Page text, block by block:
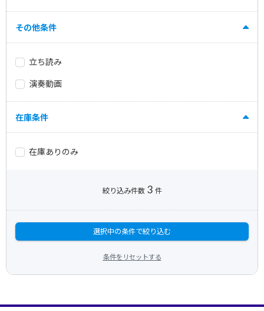
その他条件
立ち読み
演奏動画
在庫条件
在庫ありのみ
絞り込み件数 3 件
選択中の条件で絞り込む
条件をリセットする